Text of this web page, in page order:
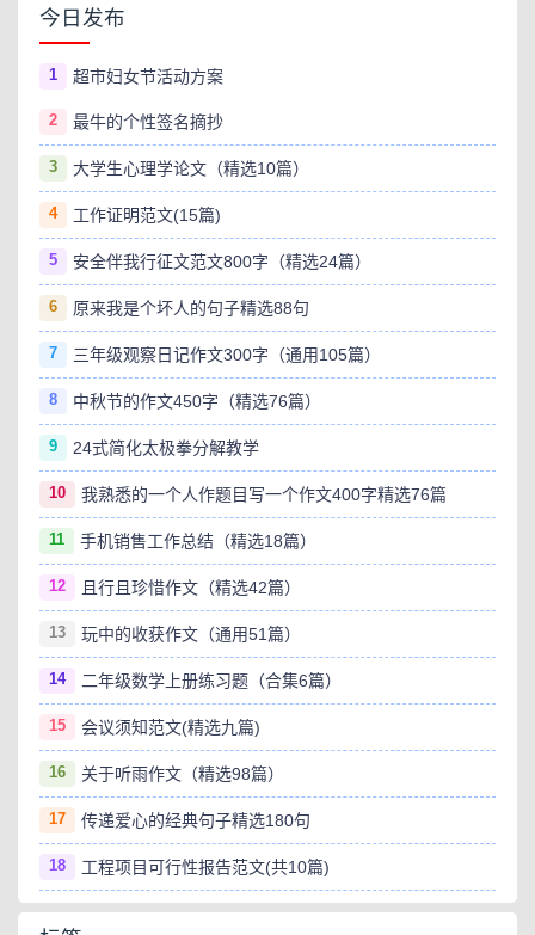
今日发布
1 超市妇女节活动方案
2 最牛的个性签名摘抄
3 大学生心理学论文（精选10篇）
4 工作证明范文(15篇)
5 安全伴我行征文范文800字（精选24篇）
6 原来我是个坏人的句子精选88句
7 三年级观察日记作文300字（通用105篇）
8 中秋节的作文450字（精选76篇）
9 24式简化太极拳分解教学
10 我熟悉的一个人作题目写一个作文400字精选76篇
11 手机销售工作总结（精选18篇）
12 且行且珍惜作文（精选42篇）
13 玩中的收获作文（通用51篇）
14 二年级数学上册练习题（合集6篇）
15 会议须知范文(精选九篇)
16 关于听雨作文（精选98篇）
17 传递爱心的经典句子精选180句
18 工程项目可行性报告范文(共10篇)